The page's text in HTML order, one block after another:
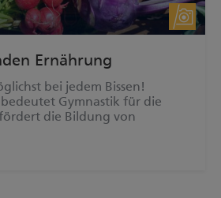
Ernährung
bei jedem Bissen!
Gymnastik für die
die Bildung von